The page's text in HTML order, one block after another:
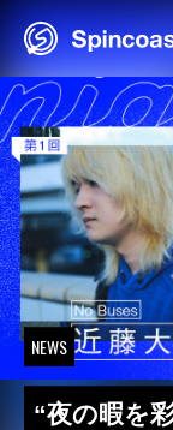
Skip
content
NEWS
“夜の暇を